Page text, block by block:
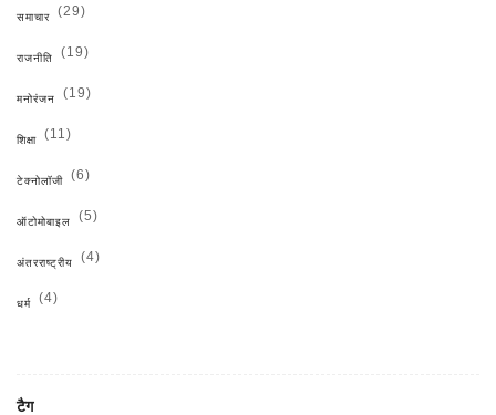
समाचार (29)
राजनीति (19)
मनोरंजन (19)
शिक्षा (11)
टेक्नोलॉजी (6)
ऑटोमोबाइल (5)
अंतरराष्ट्रीय (4)
धर्म (4)
टैग